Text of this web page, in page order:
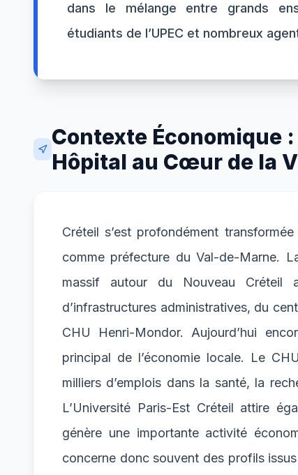
dans le mélange entre grands
étudiants de l’UPEC et nombreux
Contexte Économique
Hôpital au Cœur de la
Créteil s’est profondément
comme préfecture du Val-de-Marne.
massif autour du Nouveau Créteil
d’infrastructures administratives, du
CHU Henri-Mondor. Aujourd’hui
principal de l’économie locale. Le
milliers d’emplois dans la santé, la
L’Université Paris-Est Créteil attire
génère une importante activité
concerne donc souvent des profils